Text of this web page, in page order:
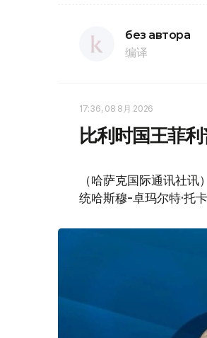
без автора
编译
17:36, 08 8月 2026
比利时国王菲
（哈萨克国际通讯社
统哈斯穆-卓玛尔特·托